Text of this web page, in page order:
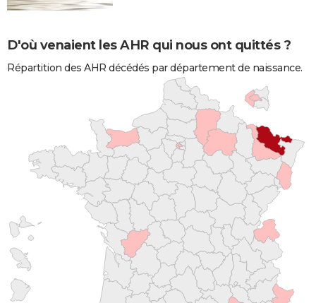
D'où venaient les AHR qui nous ont quittés ?
Répartition des AHR décédés par département de naissance.